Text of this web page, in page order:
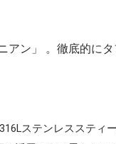
ン」 。徹底的に
ステンレススティ